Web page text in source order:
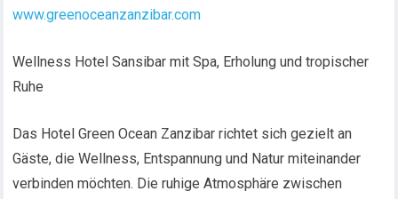
www.greenoceanzanzibar.com
Wellness Hotel Sansibar mit Spa, Erholung und tropischer
Ruhe
Das Hotel Green Ocean Zanzibar richtet sich gezielt an
Gäste, die Wellness, Entspannung und Natur miteinander
verbinden möchten. Die ruhige Atmosphäre zwischen